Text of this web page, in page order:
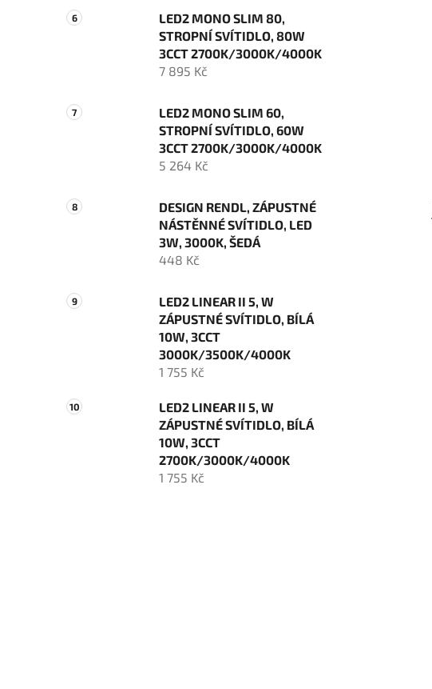
LED2 MONO SLIM 80,
STROPNÍ SVÍTIDLO, 80W
3CCT 2700K/3000K/4000K
7 895 Kč
LED2 MONO SLIM 60,
STROPNÍ SVÍTIDLO, 60W
3CCT 2700K/3000K/4000K
5 264 Kč
DESIGN RENDL, ZÁPUSTNÉ
NÁSTĚNNÉ SVÍTIDLO, LED
3W, 3000K, ŠEDÁ
448 Kč
LED2 LINEAR II 5, W
ZÁPUSTNÉ SVÍTIDLO, BÍLÁ
10W, 3CCT
3000K/3500K/4000K
1 755 Kč
LED2 LINEAR II 5, W
ZÁPUSTNÉ SVÍTIDLO, BÍLÁ
10W, 3CCT
2700K/3000K/4000K
1 755 Kč